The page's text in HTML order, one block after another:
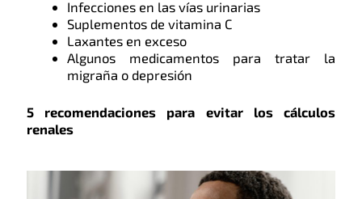
Infecciones en las vías urinarias
Suplementos de vitamina C
Laxantes en exceso
Algunos medicamentos para tratar la
migraña o depresión
5 recomendaciones para evitar los cálculos
renales